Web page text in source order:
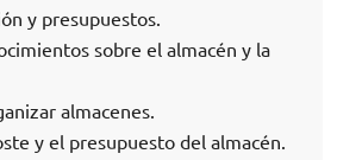
y presupuestos.
sobre el almacén y la
almacenes.
y el presupuesto del almacén.